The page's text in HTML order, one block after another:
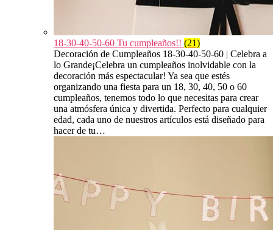
18-30-40-50-60 Tu cumpleaños!! (21)
Decoración de Cumpleaños 18-30-40-50-60 | Celebra a
lo Grande¡Celebra un cumpleaños inolvidable con la
decoración más espectacular! Ya sea que estés
organizando una fiesta para un 18, 30, 40, 50 o 60
cumpleaños, tenemos todo lo que necesitas para crear
una atmósfera única y divertida. Perfecto para cualquier
edad, cada uno de nuestros artículos está diseñado para
hacer de tu…